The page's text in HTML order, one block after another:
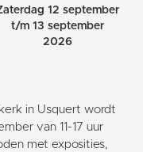
12 september
t/m 13 september
2026
in Usquert wordt
van 11-17 uur
met exposities,